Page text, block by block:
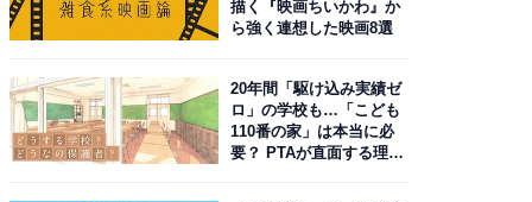
描く『映画ちいかわ』か
ら強く連想した映画8選
20年間「駆け込み実績ゼ
ロ」の学校も…「こども
110番の家」は本当に必
要？ PTAが直面する理想